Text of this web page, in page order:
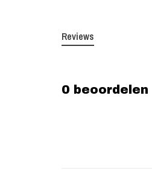
Reviews
0 beoordelen